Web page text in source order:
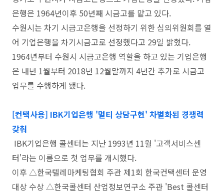
은행은 1964년이후 50년째 시금고를 맡고 있다.
수원시는 차기 시금고은행을 선정하기 위한 심의위원회를 열
어 기업은행을 차기시금고로 선정했다고 29일 밝혔다.
1964년부터 수원시 시금고은행 역할을 하고 있는 기업은행
은 내년 1월부터 2018년 12월말까지 4년간 추가로 시금고
업무를 수행하게 됐다.
[컨택사용] IBK기업은행 '멀티 상담구현' 차별화된 경쟁력
갖춰
IBK기업은행 콜센터는 지난 1993년 11월 '고객서비스센
터'라는 이름으로 첫 업무를 개시했다.
이후 △한국텔레마케팅협회 주관 제1회 한국컨택센터 운영
대상 수상 △한국콜센터 산업정보연구소 주관 'Best 콜센터